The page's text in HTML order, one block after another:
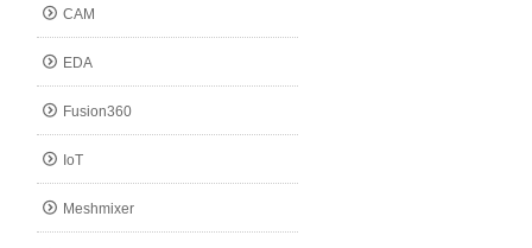
CAM
EDA
Fusion360
IoT
Meshmixer